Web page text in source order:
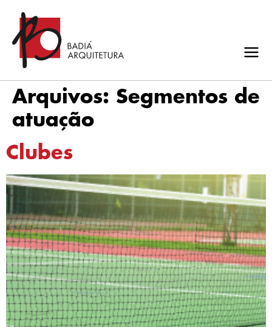
Arquivos: Segmentos de
atuação
Clubes